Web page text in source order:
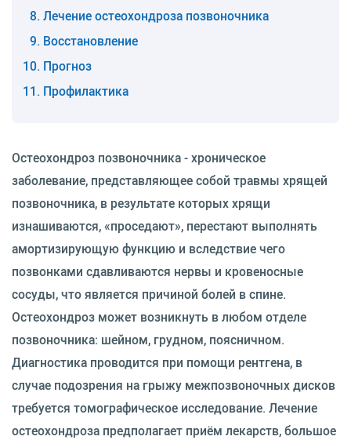
Лечение остеохондроза позвоночника
Восстановление
Прогноз
Профилактика
Остеохондроз позвоночника - хроническое
заболевание, представляющее собой травмы хрящей
позвоночника, в результате которых хрящи
изнашиваются, «проседают», перестают выполнять
амортизирующую функцию и вследствие чего
позвонками сдавливаются нервы и кровеносные
сосуды, что является причиной болей в спине.
Остеохондроз может возникнуть в любом отделе
позвоночника: шейном, грудном, поясничном.
Диагностика проводится при помощи рентгена, в
случае подозрения на грыжу межпозвоночных дисков
требуется томографическое исследование. Лечение
остеохондроза предполагает приём лекарств, большое